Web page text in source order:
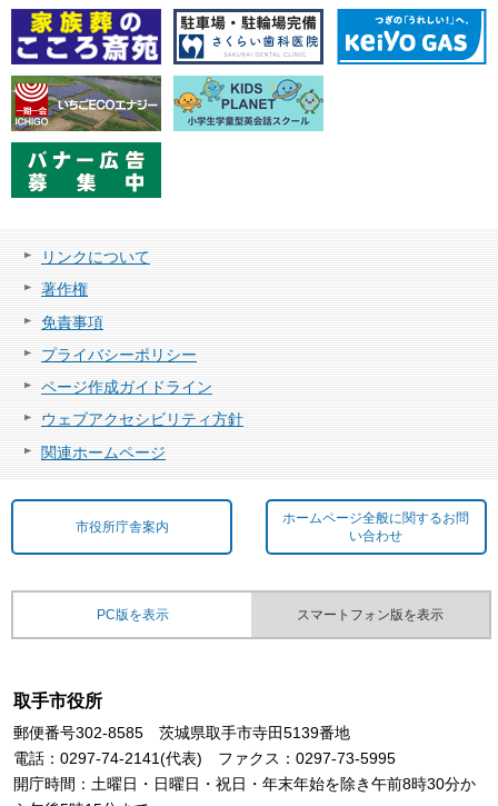
リンクについて
著作権
免責事項
プライバシーポリシー
ページ作成ガイドライン
ウェブアクセシビリティ方針
関連ホームページ
市役所庁舎案内
ホームページ全般に関するお問
い合わせ
PC版を表示 スマートフォン版を表示
取手市役所
郵便番号302-8585 茨城県取手市寺田5139番地
電話：0297-74-2141(代表) ファクス：0297-73-5995
開庁時間：土曜日・日曜日・祝日・年末年始を除き午前8時30分か